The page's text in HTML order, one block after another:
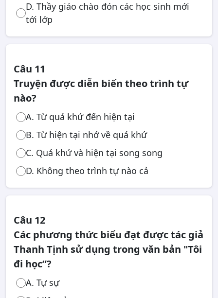
D. Thầy giáo chào đón các học sinh mới
tới lớp
Câu 11
Truyện được diễn biến theo trình tự
nào?
A. Từ quá khứ đến hiện tại
B. Từ hiện tại nhớ về quá khứ
C. Quá khứ và hiện tại song song
D. Không theo trình tự nào cả
Câu 12
Các phương thức biểu đạt được tác giả
Thanh Tịnh sử dụng trong văn bản "Tôi
đi học”?
A. Tự sự